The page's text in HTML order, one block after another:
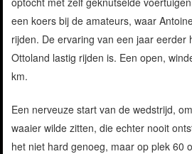
een koers bij de amateurs, waar
rijden. De ervaring van een jaar eerder
Ottoland lastig rijden is. Een open,
km.
Een nerveuze start van de wedstrijd,
waaier wilde zitten, die echter nooit
het niet hard genoeg, maar op plek 60